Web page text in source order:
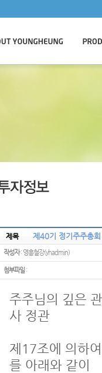
제목 제40기 정기주주총
작성자: 영흥철강(yhadmin)
첨부파일:
주주님의 깊은
사 정관
제17조에 의하
를 아래와 같이